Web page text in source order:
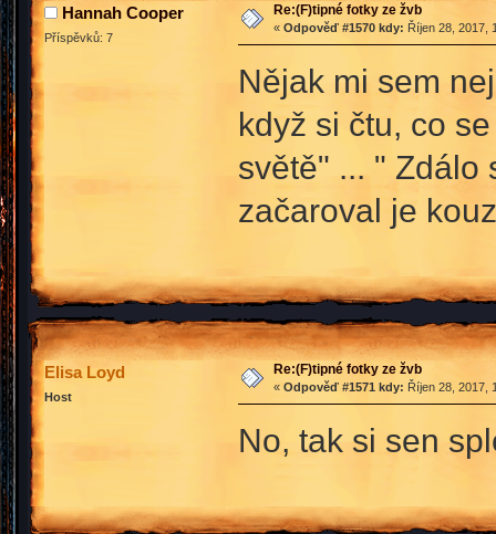
Hannah Cooper
Příspěvků: 7
Re:(F)tipné fotky ze žvb
« Odpověď #1570 kdy: Říjen 28, 2017,
Nějak mi sem
když si čtu, co
světě" ... " Zdálo
začaroval je
Elisa Loyd
Host
Re:(F)tipné fotky ze žvb
« Odpověď #1571 kdy: Říjen 28, 2017,
No, tak si sen